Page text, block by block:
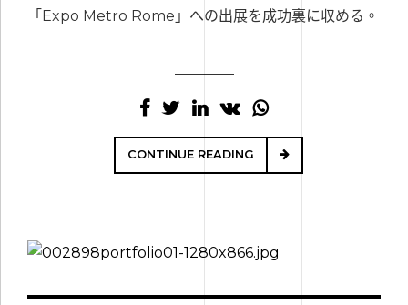
「Expo Metro Rome」への出展を成功裏に収める。
CONTINUE READING